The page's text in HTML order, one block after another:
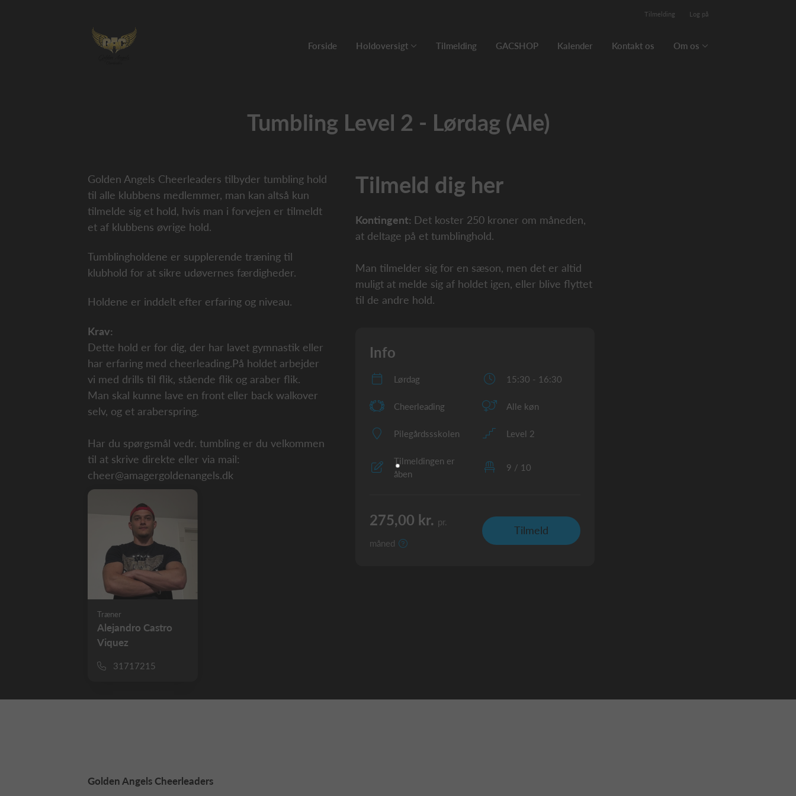
Tilmelding Log på
Forside Holdoversigt Tilmelding GACSHOP Kalender Kontakt os Om os
Tumbling Level 2 - Lørdag (Ale)
Golden Angels Cheerleaders tilbyder tumbling hold
til alle klubbens medlemmer, man kan altså kun
tilmelde sig et hold, hvis man i forvejen er tilmeldt
et af klubbens øvrige hold.
Tumblingholdene er supplerende træning til
klubhold for at sikre udøvernes færdigheder.
Holdene er inddelt efter erfaring og niveau.
Krav:
Dette hold er for dig, der har lavet gymnastik eller
har erfaring med cheerleading.På holdet arbejder
vi med drills til flik, stående flik og araber flik.
Man skal kunne lave en front eller back walkover
selv, og et araberspring.
Har du spørgsmål vedr. tumbling er du velkommen
til at skrive direkte eller via mail:
cheer@amagergoldenangels.dk
Træner
Alejandro Castro
Viquez
31717215
Tilmeld dig her
Kontingent: Det koster 250 kroner om måneden,
at deltage på et tumblinghold.
Man tilmelder sig for en sæson, men det er altid
muligt at melde sig af holdet igen, eller blive flyttet
til de andre hold.
Info
Lørdag 15:30 - 16:30
Cheerleading Alle køn
Pilegårdssskolen Level 2
Tilmeldingen er
åben
9 / 10
275,00 kr. pr.
måned
Tilmeld
Golden Angels Cheerleaders